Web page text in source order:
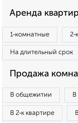
Аренда
1‑комнатные
На длительный срок
Продажа
В общежитии
В 2‑к квартире